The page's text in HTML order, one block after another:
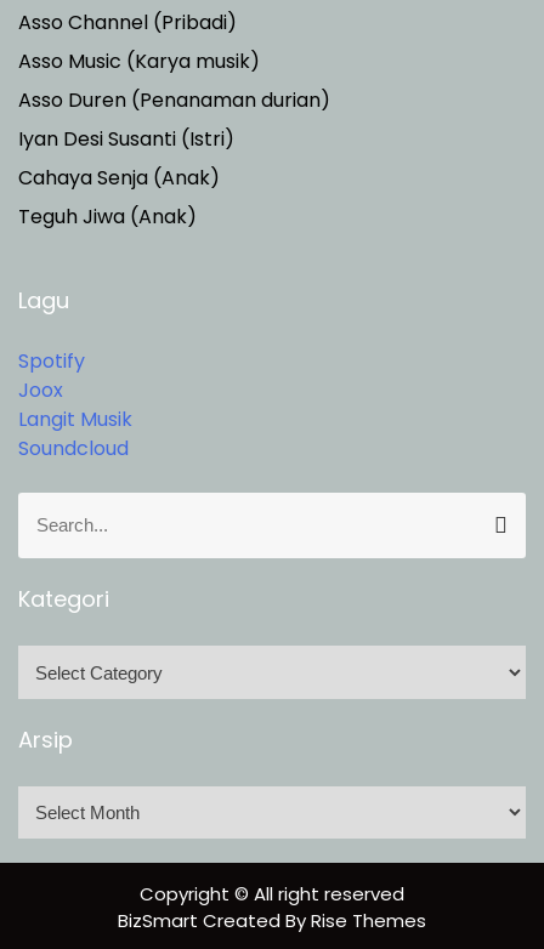
Asso Channel (Pribadi)
Asso Music (Karya musik)
Asso Duren (Penanaman durian)
Iyan Desi Susanti (Istri)
Cahaya Senja (Anak)
Teguh Jiwa (Anak)
Lagu
Spotify
Joox
Langit Musik
Soundcloud
a
r
h
r
S
a
Kategori
e
r
i
Arsip
s
Copyright © All right reserved
BizSmart Created ByRise Themes